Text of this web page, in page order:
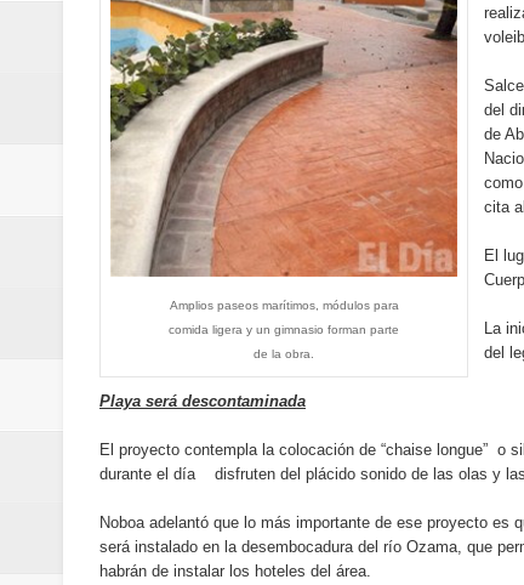
Maridalia Hernández y El
Domingo
Doctor Leonardo Aguilera
del mapa del hambre
Banreservas y sus filiales
Banreservas inaugura oficina
SEPROI obtiene certificación
Antisoborno certificado
Humano Seguros transforma
La Orquesta Sinfónica
Amplios paseos marítimos, módulos para
comida ligera y un gimnasio forman parte
de la obra.
del
de
cita
El
La
del
Playa será descontaminada
El proyecto contempla la colocación de “chaise longue”
durante el día disfruten del plácido sonido de las olas y
Noboa adelantó que lo más importante de ese proyecto
será instalado en la desembocadura del río Ozama, que
habrán de instalar los hoteles del área.